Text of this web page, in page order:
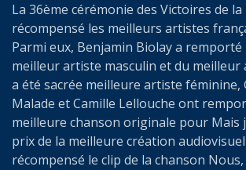
La 36ème cérémonie des Victoires de
récompensé les meilleurs artistes
Parmi eux, Benjamin Biolay a remporté
meilleur artiste masculin et du meilleur
a été sacrée meilleure artiste féminine,
Malade et Camille Lellouche ont
meilleure chanson originale pour Mais
prix de la meilleure création
récompensé le clip de la chanson